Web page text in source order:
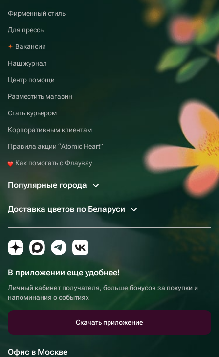
Фирменный стиль
Для прессы
Вакансии
Наш журнал
Центр помощи
Разместить магазин
Стать курьером
Корпоративным клиентам
Правила акции “Atomic Heart”
Как помогать с Флаувау
Популярные города
Доставка цветов по Беларуси
В приложении еще удобнее!
Личный кабинет получателя, больше бонусов за покупки и
напоминания о событиях
Скачать приложение
Офис в Москве